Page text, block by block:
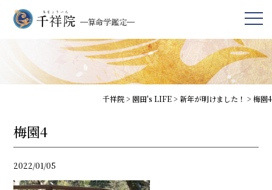
千祥院> 園田's LIFE> 新年が明けました！ > 梅園4
梅園4
2022/01/05